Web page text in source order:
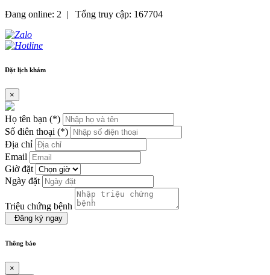
Đang online: 2 | Tổng truy cập: 167704
Đặt lịch khám
×
Họ tên bạn (*)
Số điên thoại (*)
Địa chỉ
Email
Giờ đặt
Ngày đặt
Triệu chứng bệnh
Đăng ký ngay
Thông báo
×